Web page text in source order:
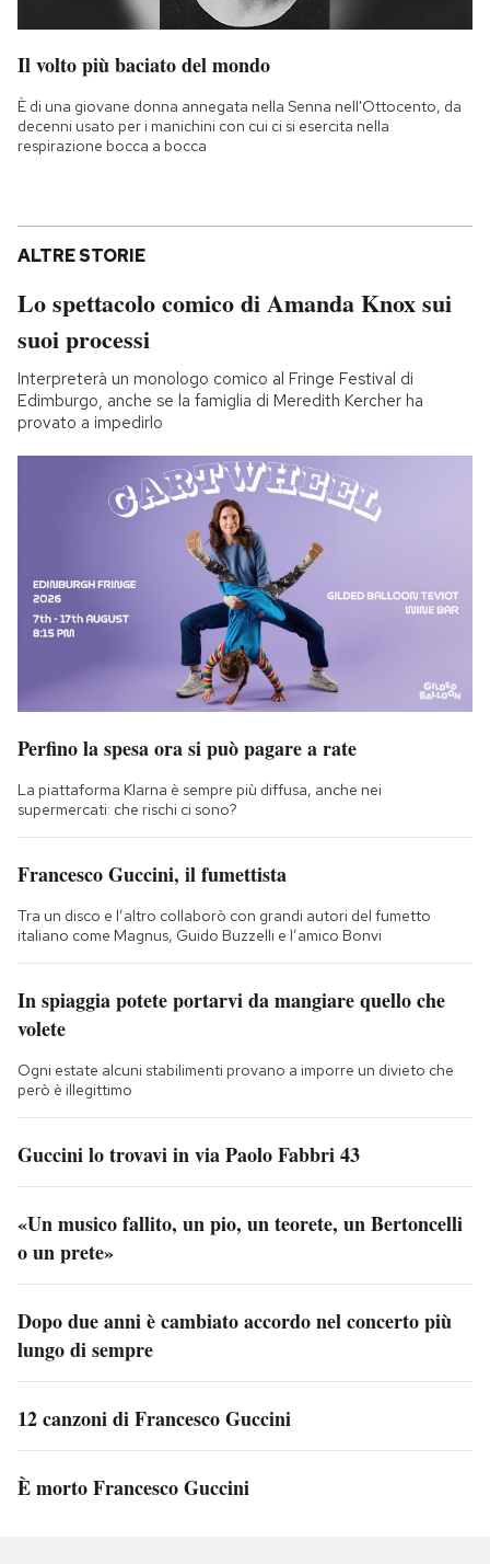
Il volto più baciato del mondo
È di una giovane donna annegata nella Senna nell'Ottocento, da
decenni usato per i manichini con cui ci si esercita nella
respirazione bocca a bocca
ALTRE STORIE
Lo spettacolo comico di Amanda Knox sui
suoi processi
Interpreterà un monologo comico al Fringe Festival di
Edimburgo, anche se la famiglia di Meredith Kercher ha
provato a impedirlo
Perfino la spesa ora si può pagare a rate
La piattaforma Klarna è sempre più diffusa, anche nei
supermercati: che rischi ci sono?
Francesco Guccini, il fumettista
Tra un disco e l’altro collaborò con grandi autori del fumetto
italiano come Magnus, Guido Buzzelli e l’amico Bonvi
In spiaggia potete portarvi da mangiare quello che
volete
Ogni estate alcuni stabilimenti provano a imporre un divieto che
però è illegittimo
Guccini lo trovavi in via Paolo Fabbri 43
«Un musico fallito, un pio, un teorete, un Bertoncelli
o un prete»
Dopo due anni è cambiato accordo nel concerto più
lungo di sempre
12 canzoni di Francesco Guccini
È morto Francesco Guccini